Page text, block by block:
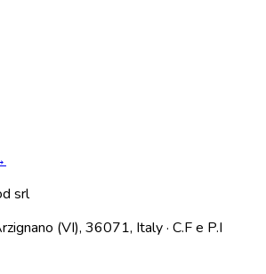
srl
(VI), 36071, Italy · C.F e P.I